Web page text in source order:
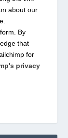
about our
By
that
for
privacy